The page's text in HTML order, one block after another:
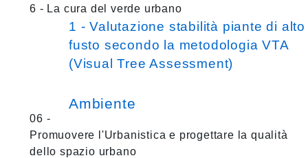
6 - La cura del verde urbano
1 - Valutazione stabilità piante di alto
fusto secondo la metodologia VTA
(Visual Tree Assessment)
Ambiente
06 -
Promuovere l'Urbanistica e progettare la qualità
dello spazio urbano